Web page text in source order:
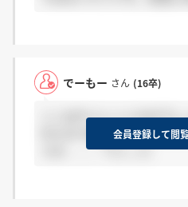
でーもー さん (16卒)
ここはサイレントなので
れた方で連絡があった方
うか、、、？(＞_＜)
会員登録して閲